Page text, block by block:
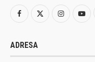
ADRESA